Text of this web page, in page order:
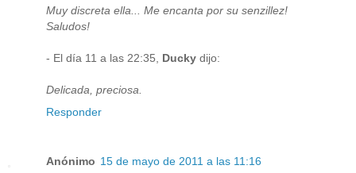
Muy discreta ella... Me encanta por su senzillez!
Saludos!
- El día 11 a las 22:35, Ducky dijo:
Delicada, preciosa.
Responder
Anónimo 15 de mayo de 2011 a las 11:16